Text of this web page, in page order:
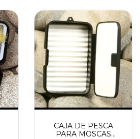
CAJA DE PESCA
PARA MOSCAS